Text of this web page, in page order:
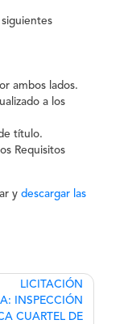
ambos lados.
a los
título.
Requisitos
y descargar las
LICITACIÓN
INSPECCIÓN
CUARTEL DE